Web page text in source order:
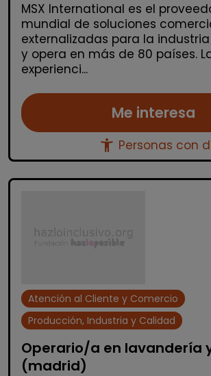
MSX International es el
mundial de soluciones
externalizadas para la
y opera en más de 80 países.
experienci...
Me interesa
accessibility_new Personas con
Atención al Cliente y Comercio
Producción, Industria y Calidad
Operario/a en lavandería
(madrid)